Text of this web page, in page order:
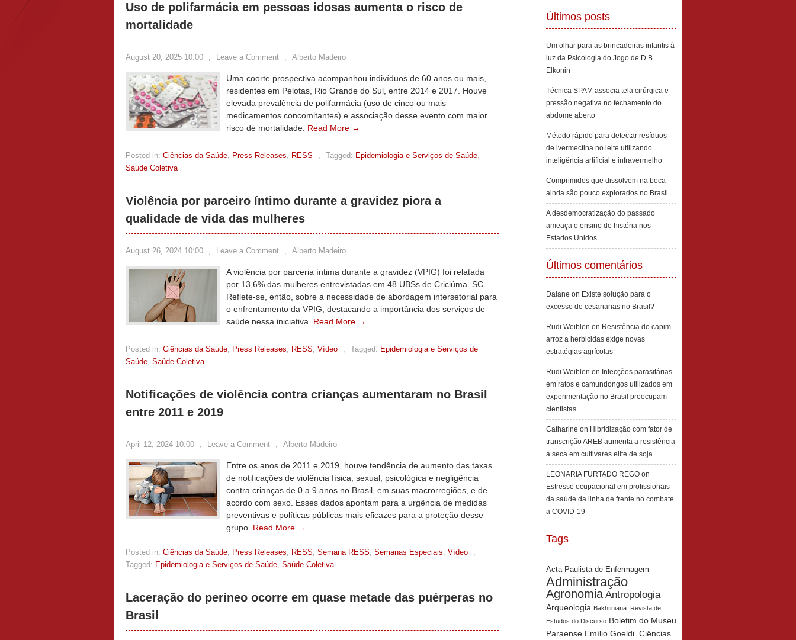
Uso de polifarmácia em pessoas idosas aumenta o risco de
mortalidade
August 20, 2025 10:00 , Leave a Comment , Alberto Madeiro
Uma coorte prospectiva acompanhou indivíduos de 60 anos ou mais,
residentes em Pelotas, Rio Grande do Sul, entre 2014 e 2017. Houve
elevada prevalência de polifarmácia (uso de cinco ou mais
medicamentos concomitantes) e associação desse evento com maior
risco de mortalidade. Read More →
Posted in: Ciências da Saúde, Press Releases, RESS , Tagged: Epidemiologia e Serviços de Saúde,
Saúde Coletiva
Violência por parceiro íntimo durante a gravidez piora a
qualidade de vida das mulheres
August 26, 2024 10:00 , Leave a Comment , Alberto Madeiro
A violência por parceria íntima durante a gravidez (VPIG) foi relatada
por 13,6% das mulheres entrevistadas em 48 UBSs de Criciúma–SC.
Reflete-se, então, sobre a necessidade de abordagem intersetorial para
o enfrentamento da VPIG, destacando a importância dos serviços de
saúde nessa iniciativa. Read More →
Posted in: Ciências da Saúde, Press Releases, RESS, Vídeo , Tagged: Epidemiologia e Serviços de
Saúde, Saúde Coletiva
Notificações de violência contra crianças aumentaram no Brasil
entre 2011 e 2019
April 12, 2024 10:00 , Leave a Comment , Alberto Madeiro
Entre os anos de 2011 e 2019, houve tendência de aumento das taxas
de notificações de violência física, sexual, psicológica e negligência
contra crianças de 0 a 9 anos no Brasil, em suas macrorregiões, e de
acordo com sexo. Esses dados apontam para a urgência de medidas
preventivas e políticas públicas mais eficazes para a proteção desse
grupo. Read More →
Posted in: Ciências da Saúde, Press Releases, RESS, Semana RESS, Semanas Especiais, Vídeo
,
Tagged: Epidemiologia e Serviços de Saúde, Saúde Coletiva
Laceração do períneo ocorre em quase metade das puérperas no
Brasil
Últimos posts
Um olhar para as brincadeiras infantis à
luz da Psicologia do Jogo de D.B.
Elkonin
Técnica SPAM associa tela cirúrgica e
pressão negativa no fechamento do
abdome aberto
Método rápido para detectar resíduos
de ivermectina no leite utilizando
inteligência artificial e infravermelho
Comprimidos que dissolvem na boca
ainda são pouco explorados no Brasil
A desdemocratização do passado
ameaça o ensino de história nos
Estados Unidos
Últimos comentários
Daiane on Existe solução para o
excesso de cesarianas no Brasil?
Rudi Weiblen on Resistência do capim-
arroz a herbicidas exige novas
estratégias agrícolas
Rudi Weiblen on Infecções parasitárias
em ratos e camundongos utilizados em
experimentação no Brasil preocupam
cientistas
Catharine on Hibridização com fator de
transcrição AREB aumenta a resistência
à seca em cultivares elite de soja
LEONARIA FURTADO REGO on
Estresse ocupacional em profissionais
da saúde da linha de frente no combate
a COVID-19
Tags
Acta Paulista de Enfermagem
Administração
Agronomia Antropologia
Arqueologia Bakhtiniana: Revista de
Estudos do Discurso Boletim do Museu
Paraense Emílio Goeldi. Ciências